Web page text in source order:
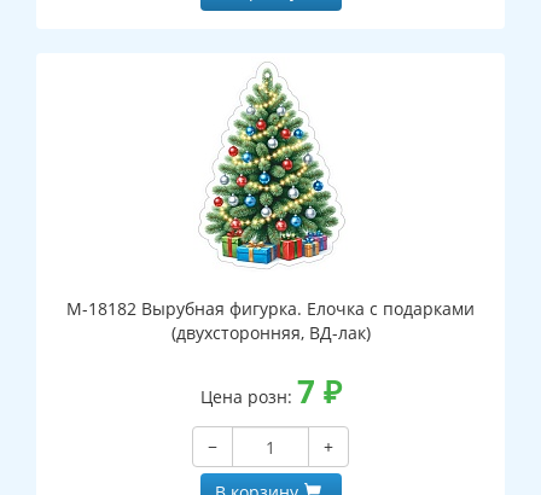
М-18182 Вырубная фигурка. Елочка с подарками
(двухсторонняя, ВД-лак)
Цена розн: 7 ₽
−
+